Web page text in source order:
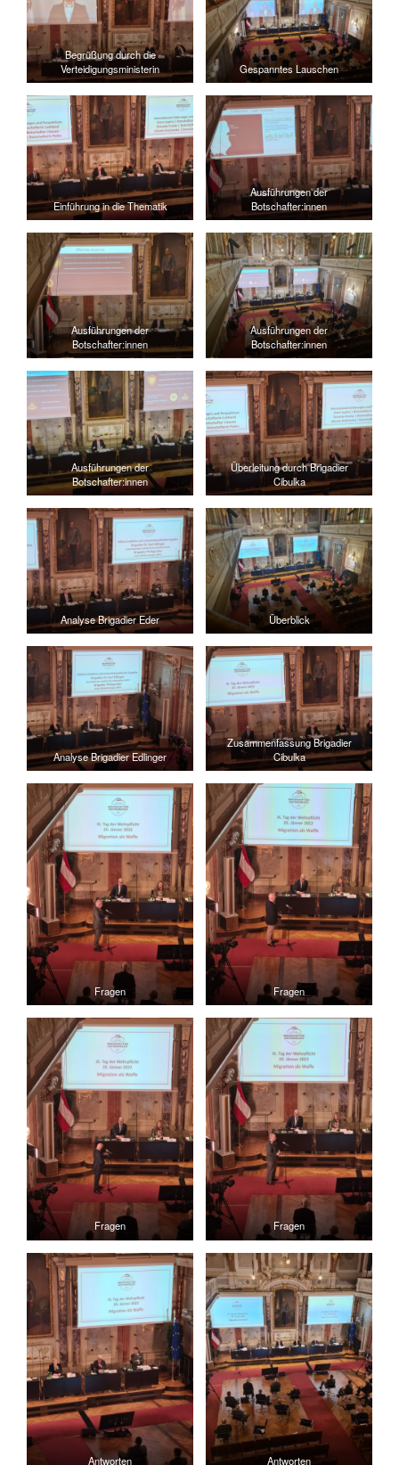
Begrüßung durch die
Verteidigungsministerin
Gespanntes Lauschen
Einführung in die Thematik
Ausführungen der
Botschafter:innen
Ausführungen der
Botschafter:innen
Ausführungen der
Botschafter:innen
Ausführungen der
Botschafter:innen
Überleitung durch Brigadier
Cibulka
Analyse Brigadier Eder Überblick
Analyse Brigadier Edlinger
Zusammenfassung Brigadier
Cibulka
Fragen Fragen
Fragen Fragen
Antworten Antworten